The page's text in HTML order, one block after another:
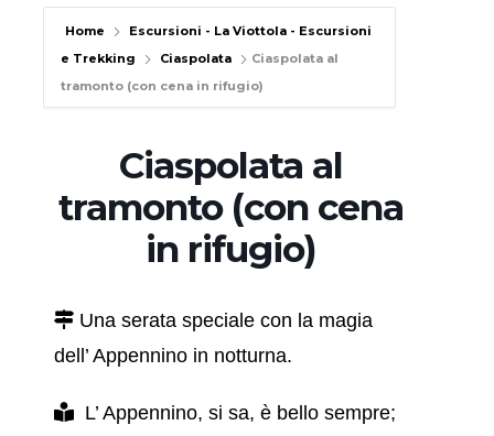
Home
Escursioni - La Viottola - Escursioni
e Trekking
Ciaspolata
Ciaspolata al
tramonto (con cena in rifugio)
Ciaspolata al
tramonto (con cena
in rifugio)
Una serata speciale con la magia
dell’ Appennino in notturna.
L’ Appennino, si sa, è bello sempre;